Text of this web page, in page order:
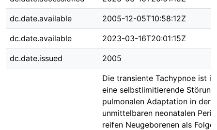
dc.date.available 2005-12-05T10:58:12Z
dc.date.available 2023-03-16T20:01:15Z
dc.date.issued 2005
Die transiente Tachypnoe ist
eine selbstlimitierende
pulmonalen Adaptation in der
unmittelbaren neonatalen
reifen Neugeborenen als Folge